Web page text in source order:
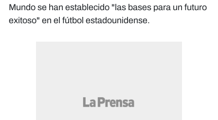
Mundo se han establecido "las bases para un futuro
exitoso" en el fútbol estadounidense.